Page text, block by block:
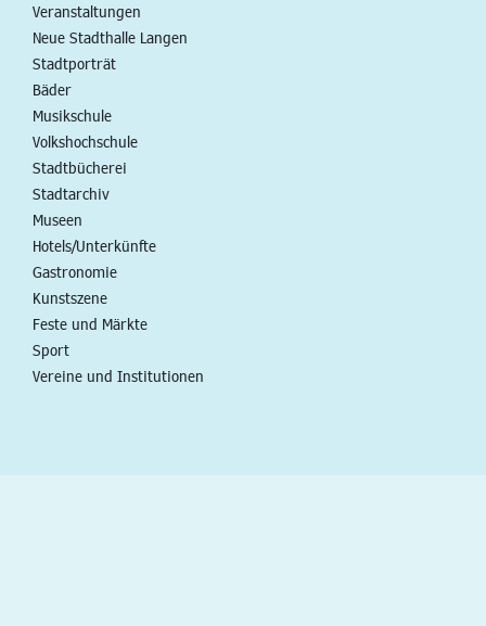
Veranstaltungen
Neue Stadthalle Langen
Stadtporträt
Bäder
Musikschule
Volkshochschule
Stadtbücherei
Stadtarchiv
Museen
Hotels/Unterkünfte
Gastronomie
Kunstszene
Feste und Märkte
Sport
Vereine und Institutionen